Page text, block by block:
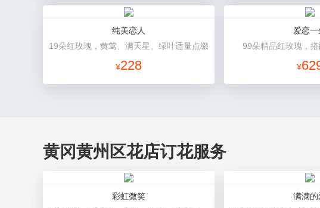
纯美恋人
19朵红玫瑰，黄莺、满天星、绿叶适量点缀
¥228
爱恋一
99朵精品红玫瑰，搭
¥
黄冈黄州区花店订花服务
彩虹微笑
满满的